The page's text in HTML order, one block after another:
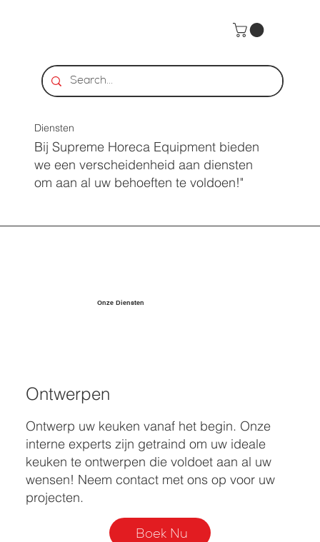
Diensten
Bij Supreme Horeca Equipment bieden
we een verscheidenheid aan diensten
om aan al uw behoeften te voldoen!"
Ontwerpen
Ontwerp uw keuken vanaf het begin. Onze
interne experts zijn getraind om uw ideale
keuken te ontwerpen die voldoet aan al uw
wensen! Neem contact met ons op voor uw
projecten.
Boek Nu
Onze Diensten